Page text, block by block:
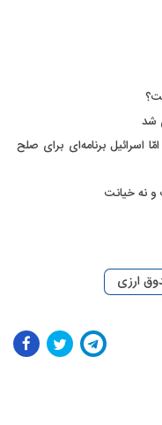
اسرائیل برنامه‌ای برای صلح
و نه خیانت
ارزی